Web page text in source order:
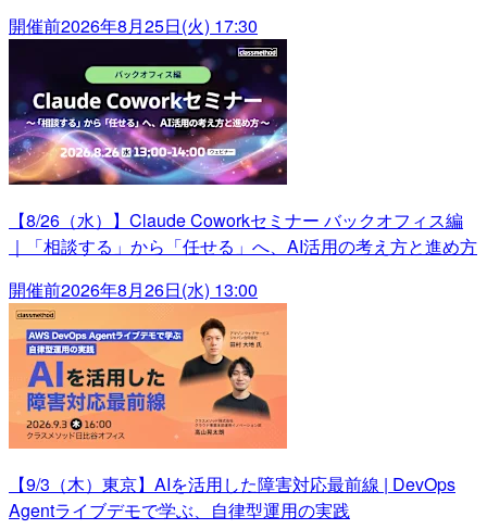
開催前2026年8月25日(火) 17:30
【8/26（水）】Claude Coworkセミナー バックオフィス編
｜「相談する」から「任せる」へ、AI活用の考え方と進め方
開催前2026年8月26日(水) 13:00
【9/3（木）東京】AIを活用した障害対応最前線 | DevOps
Agentライブデモで学ぶ、自律型運用の実践